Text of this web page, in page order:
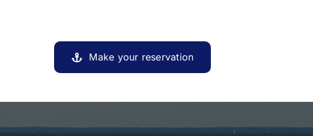
Make your reservation